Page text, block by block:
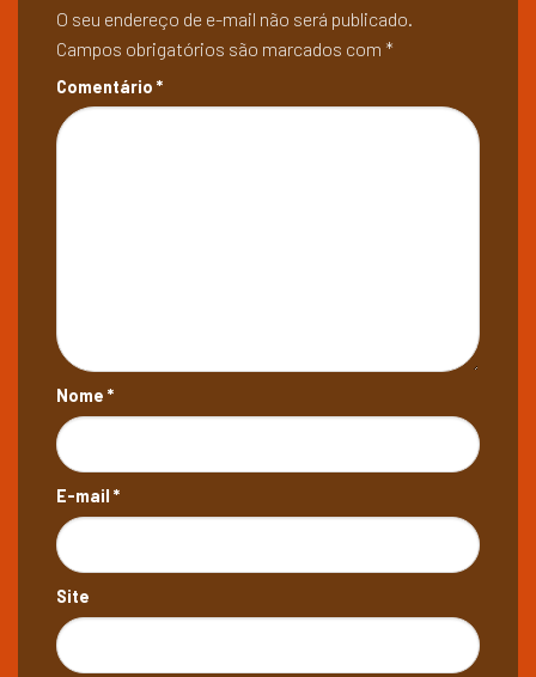
O seu endereço de e-mail não será publicado.
Campos obrigatórios são marcados com *
Comentário *
Nome *
E-mail *
Site